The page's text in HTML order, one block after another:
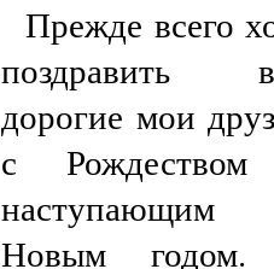
Прежде всего
поздравить
дорогие мои
с
наступающим
Новым